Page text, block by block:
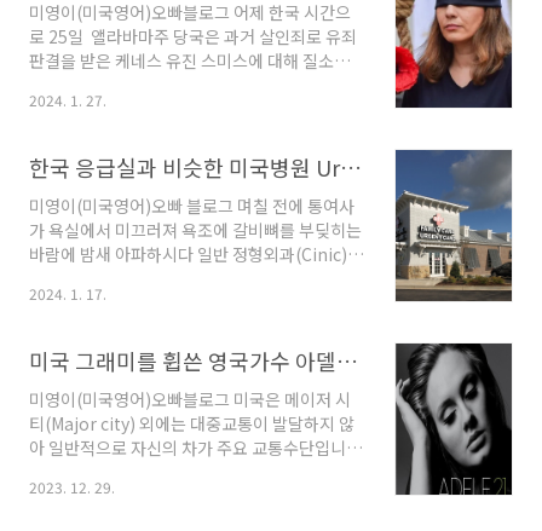
된 트럼프는 상당한 자신감을 드러냈고 미국의
남부 우리 도시에서 차 뒷 후미에 트럼프 이름이
새겨진 스티커가 붙은 차를 흔하게 볼 수 있을 정
트럼프는 매우 자신감있어 보이는 리드였고 미국
의 드림을 꿈꾸던 시기였습니다. 과거로 거슬..
미영이(미국영어)오빠블로그 어제 한국 시간으
로 25일 앨라바마주 당국은 과거 살인죄로 유죄
판결을 받은 케네스 유진 스미스에 대해 질소가
리나라에서는 사형집행제도가 없어 미국의 사형
사형제도는 특이한 방식으로 진행되었는데 독극
물 주사를 이용한 사형이었습니다.이는 1982년
미국에 도입된 사형제도 이후 새로운 방식의 사
형집행인 질소 가스를 이용한 방식은 처음입니
다. 전문가들에 따르면 이 방법은 잔인하고 이례
제로 사형 집행이 이루어진 자체만으로 충격을
섭기고 하고 각자의 해석으로 논란이 있을 것 같
습니다.오늘은 '미국의 사형제..
2024. 1. 27.
한국 응급실과 비슷한 미국병원 Urgent care 알아보기/미국 병원 진료받기 꿀팁
미영이(미국영어)오빠 블로그 며칠 전에 통여사
가 욕실에서 미끄러져 욕조에 갈비뼈를 부딪히는
바람에 밤새 아파하시다 일반 정형외과(Cinic)에
했어요. 그 놈의 예약 예약 ㅜㅜ그녀는 예약을 하
Urgent Care에 가라고 추천해서 생각지도 못한
그곳에 방문하게 됐답니다. 우리가 사는 도시에
는 Urgent Care인 'American Family
Care'가 있는데 예약없이 의사를 만날 수 있다는
점에서는 한국 병원과 비슷하다고 잠시 생각은
차이가 있어 한국 병원과는 달라요. 그곳에서 통
2024. 1. 17.
미국 그래미를 휩쓴 영국가수 아델(Adel)근황/ 리치 폴과 새로운 인생
미영이(미국영어)오빠블로그 미국은 메이저 시
티(Major city) 외에는 대중교통이 발달하지 않
아 일반적으로 자신의 차가 주요 교통수단입니
는 어김없이 아델(Adel)의 노래가 흘러나오고,
2023. 12. 29.